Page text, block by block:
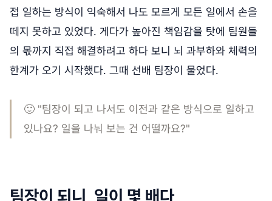
접 일하는 방식이 익숙해서 나도 모르게 모든 일에서 손을
떼지 못하고 있었다. 게다가 높아진 책임감을 탓에 팀원들
의 몫까지 직접 해결하려고 하다 보니 뇌 과부하와 체력의
한계가 오기 시작했다. 그때 선배 팀장이 물었다.
🙂 "팀장이 되고 나서도 이전과 같은 방식으로 일하고
있나요? 일을 나눠 보는 건 어떨까요?"
팀장이 되니, 일이 몇 배다